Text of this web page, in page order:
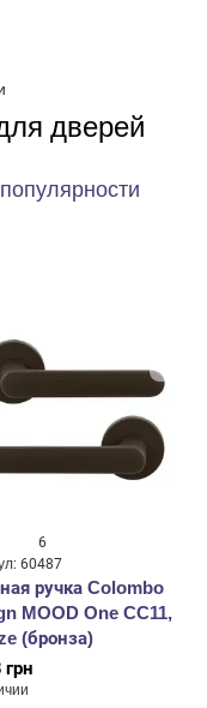
дверей
6
60487
ручка Colombo
MOOD One CC11,
(бронза)
грн